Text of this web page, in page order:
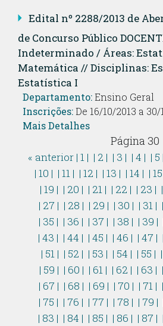
Edital nº 2288/2013 de
de Concurso Público
Indeterminado / Áreas:
Matemática // Disciplinas:
Estatística I
Departamento:Ensino Geral
Inscrições:De 16/10/2013 a 30/
Mais Detalhes
Página 30
« anterior| 1 | | 2 | | 3 | | 4 | | 5 |
| 10 | | 11 | | 12 | | 13 | | 14 | |
| 19 | | 20 | | 21 | | 22 | | 23 |
| 27 | | 28 | | 29 | | 30 | | 31 |
| 35 | | 36 | | 37 | | 38 | | 39 |
| 43 | | 44 | | 45 | | 46 | | 47 |
| 51 | | 52 | | 53 | | 54 | | 55 |
| 59 | | 60 | | 61 | | 62 | | 63 |
| 67 | | 68 | | 69 | | 70 | | 71 |
| 75 | | 76 | | 77 | | 78 | | 79 |
| 83 | | 84 | | 85 | | 86 | | 87 |